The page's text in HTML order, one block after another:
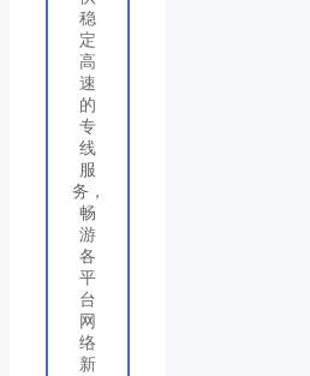
稳
定
高
速
的
专
线
服
务，
畅
游
各
平
台
网
络
新